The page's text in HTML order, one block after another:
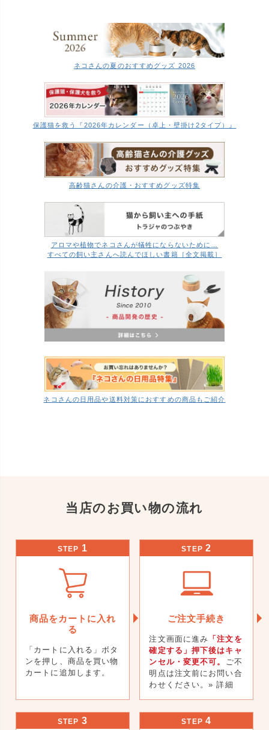
ネコさんの夏のおすすめグッズ 2026
保護猫を救う『2026年カレンダー（卓上・壁掛け2タイプ）』
高齢猫さんの介護・おすすめグッズ特集
アロマや植物でネコさんが犠牲にならないために…
すべての飼い主さんへ読んでほしい書籍［全文掲載］
ネコさんの日用品や送料対策におすすめの商品もご紹介
当店のお買い物の流れ
STEP 1
商品をカートに入れ
る
「カートに入れる」ボタ
ンを押し、商品を買い物
カートに追加します。
STEP 2
ご注文手続き
注文画面に進み 「注文を
確定する」押下後はキャ
ンセル・変更不可。
ご不
明点は注文前にお問い合
わせください。» 詳細
STEP 3 STEP 4